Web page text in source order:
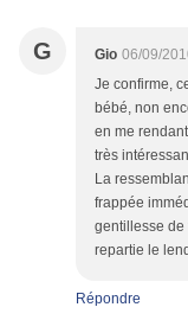
G Gio 06/09/
Je confirme,
bébé, non
en me
très
La
frappée
gentillesse
repartie le
Répondre